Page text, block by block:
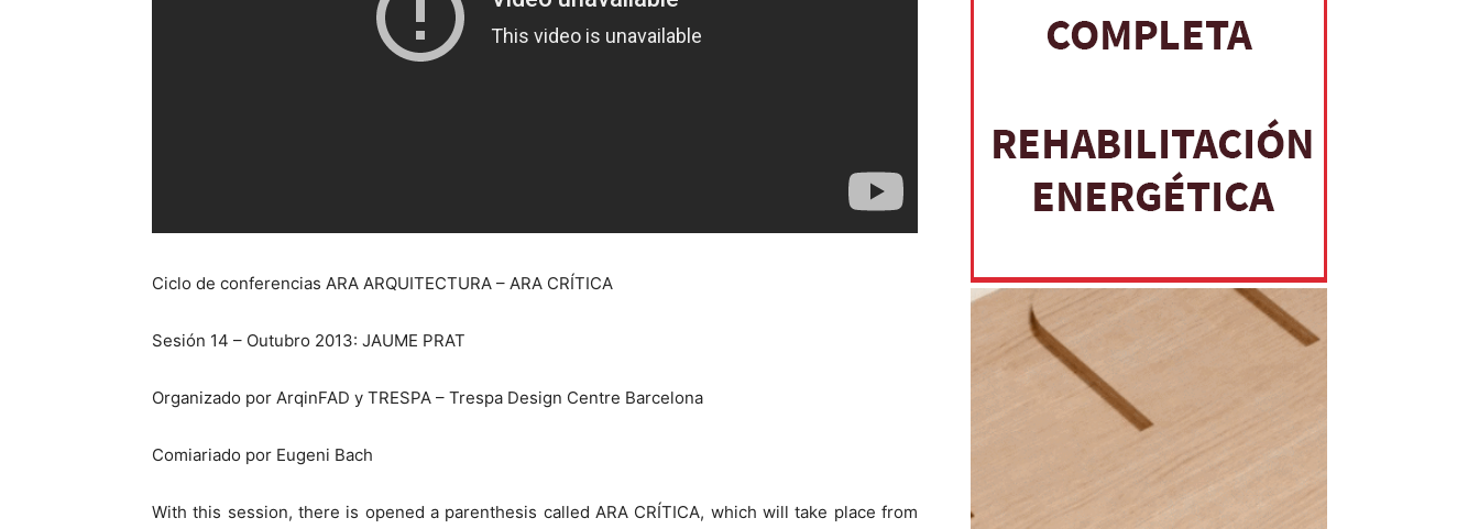
Ciclo de conferencias ARA ARQUITECTURA – ARA CRÍTICA
Sesión 14 – Outubro 2013: JAUME PRAT
Organizado por ArqinFAD y TRESPA – Trespa Design Centre Barcelona
Comiariado por Eugeni Bach
With this session, there is opened a parenthesis called ARA CRÍTICA, which will take place from